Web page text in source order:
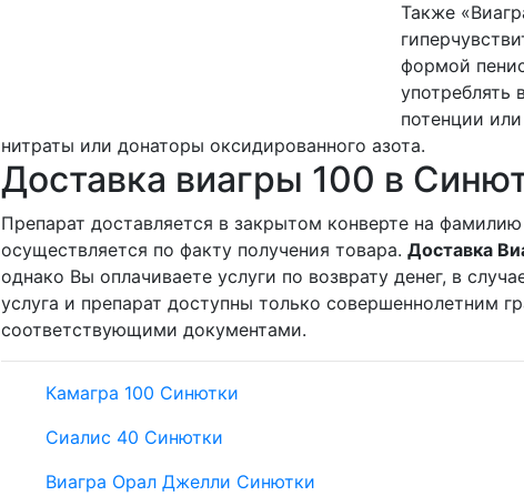
Также
формой
употреблять
потенции
нитраты или донаторы оксидированного азота.
Доставка виагры 100 в
Препарат доставляется в закрытом конверте на
осуществляется по факту получения товара. Доставка
однако Вы оплачиваете услуги по возврату денег, в
услуга и препарат доступны только совершеннолетним
соответствующими документами.
Камагра 100 Синютки
Сиалис 40 Синютки
Виагра Орал Джелли Синютки